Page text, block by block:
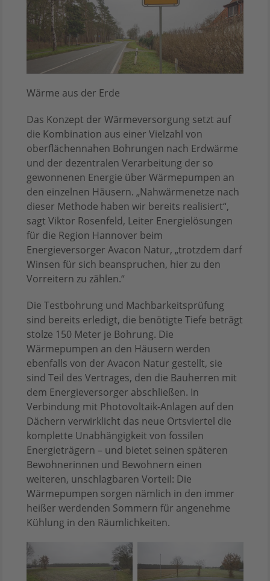
Wärme aus der Erde
Das Konzept der Wärmeversorgung setzt auf
die Kombination aus einer Vielzahl von
oberflächennahen Bohrungen nach Erdwärme
und der dezentralen Verarbeitung der so
gewonnenen Energie über Wärmepumpen an
den einzelnen Häusern. „Nahwärmenetze nach
dieser Methode haben wir bereits realisiert“,
sagt Viktor Rosenfeld, Leiter Energielösungen
für die Region Hannover beim
Energieversorger Avacon Natur, „trotzdem darf
Winsen für sich beanspruchen, hier zu den
Vorreitern zu zählen.“
Die Testbohrung und Machbarkeitsprüfung
sind bereits erledigt, die benötigte Tiefe beträgt
stolze 150 Meter je Bohrung. Die
Wärmepumpen an den Häusern werden
ebenfalls von der Avacon Natur gestellt, sie
sind Teil des Vertrages, den die Bauherren mit
dem Energieversorger abschließen. In
Verbindung mit Photovoltaik-Anlagen auf den
Dächern verwirklicht das neue Ortsviertel die
komplette Unabhängigkeit von fossilen
Energieträgern – und bietet seinen späteren
Bewohnerinnen und Bewohnern einen
weiteren, unschlagbaren Vorteil: Die
Wärmepumpen sorgen nämlich in den immer
heißer werdenden Sommern für angenehme
Kühlung in den Räumlichkeiten.